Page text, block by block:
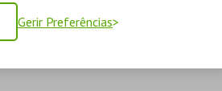
Gerir Preferências